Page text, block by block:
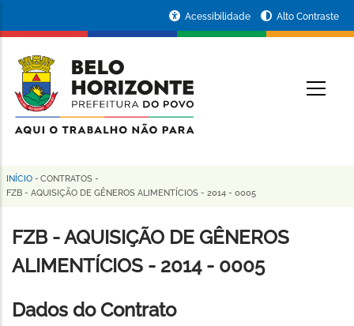
conteúdo
principal
da
Prefeitura
de
Horizonte
Acessibilidade Alto Contraste
Trilha
navegação
INÍCIO - CONTRATOS -
FZB - AQUISIÇÃO DE GÊNEROS ALIMENTÍCIOS - 2014 - 0005
FZB - AQUISIÇÃO DE GÊNEROS
ALIMENTÍCIOS - 2014 - 0005
Dados do Contrato